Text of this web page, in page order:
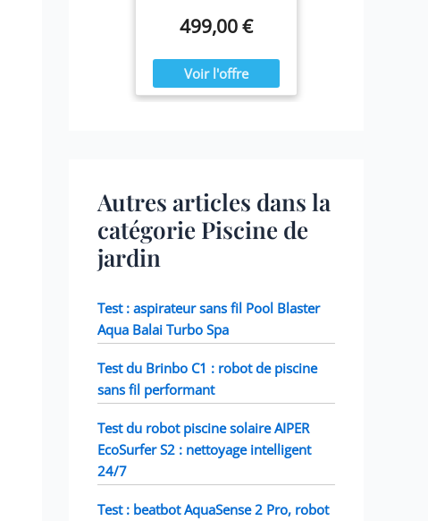
499,00 €
Autres articles dans la
catégorie Piscine de
jardin
Test : aspirateur sans fil Pool Blaster
Aqua Balai Turbo Spa
Test du Brinbo C1 : robot de piscine
sans fil performant
Test du robot piscine solaire AIPER
EcoSurfer S2 : nettoyage intelligent
24/7
Test : beatbot AquaSense 2 Pro, robot